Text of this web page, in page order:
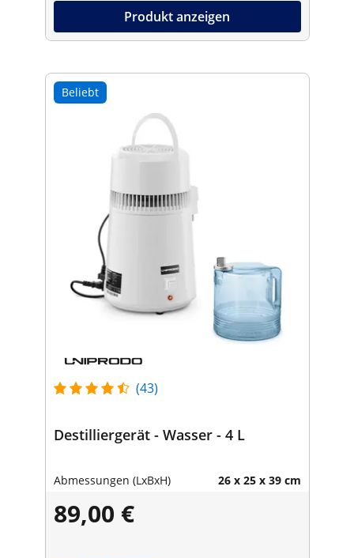
Produkt anzeigen
Beliebt
(43)
Destilliergerät - Wasser - 4 L
Abmessungen (LxBxH) 26 x 25 x 39 cm
89,00 €